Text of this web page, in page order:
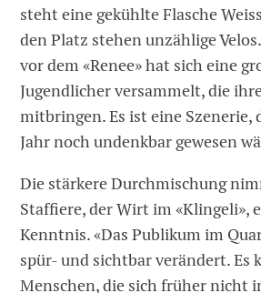
steht eine gekühlte Flasche
den Platz stehen unzählige
vor dem «Renee» hat sich eine
Jugendlicher versammelt, die
mitbringen. Es ist eine Szenerie,
Jahr noch undenkbar gewesen
Die stärkere Durchmischung
Staffiere, der Wirt im «Klingeli»,
Kenntnis. «Das Publikum im
spür- und sichtbar verändert. Es
Menschen, die sich früher nicht